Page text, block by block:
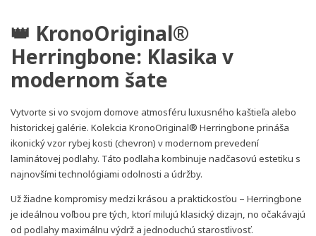
👑 KronoOriginal®
Herringbone: Klasika v
modernom šate
Vytvorte si vo svojom domove atmosféru luxusného kaštieľa alebo
historickej galérie. Kolekcia KronoOriginal® Herringbone prináša
ikonický vzorrybej kosti (chevron) v modernom prevedení
laminátovej podlahy. Táto podlaha kombinuje nadčasovú estetiku s
najnovšími technológiami odolnosti a údržby.
Už žiadne kompromisy medzi krásou a praktickosťou – Herringbone
je ideálnou voľbou pre tých, ktorí milujú klasický dizajn, no očakávajú
od podlahymaximálnu výdrž a jednoduchú starostlivosť.